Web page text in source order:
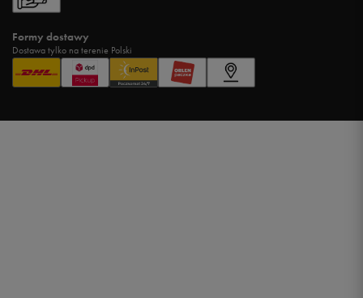
Formy dostawy
Dostawa tylko na terenie Polski